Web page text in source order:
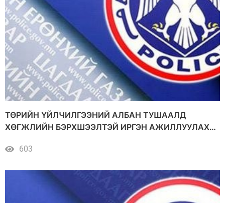
ТӨРИЙН ҮЙЛЧИЛГЭЭНИЙ АЛБАН ТУШААЛД
ХӨГЖЛИЙН БЭРХШЭЭЛТЭЙ ИРГЭН АЖИЛЛУУЛАХ
603